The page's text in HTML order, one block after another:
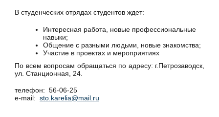
В студенческих отрядах студентов ждет:
Интересная работа, новые профессиональные
навыки;
Общение с разными людьми, новые знакомства;
Участие в проектах и мероприятиях
По всем вопросам обращаться по адресу: г.Петрозаводск,
ул. Станционная, 24.
телефон: 56-06-25
e-mail: sto.karelia@mail.ru